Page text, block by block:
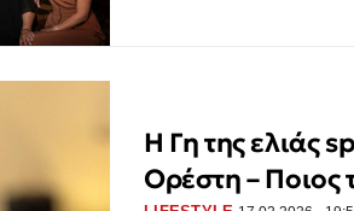
Η Γη της ελιάς
Ορέστη – Ποιος